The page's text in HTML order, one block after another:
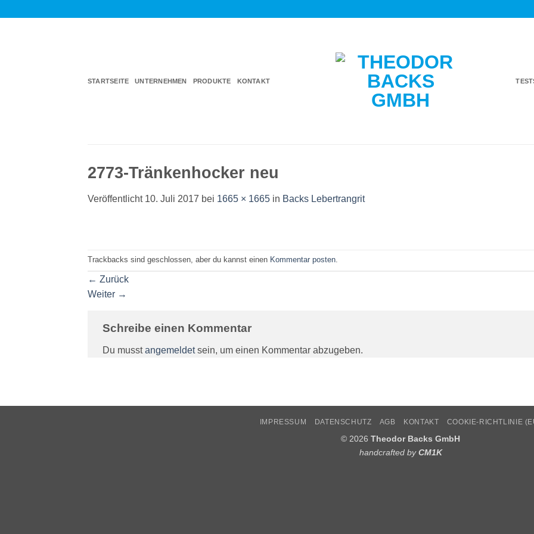
STARTSEITE UNTERNEHMEN PRODUKTE KONTAKT
2773-Tränkenhocker neu
Veröffentlicht 10. Juli 2017 bei 1665 × 1665 in Backs Lebertrangrit
Trackbacks sind geschlossen, aber du kannst einen Kommentar posten
← Zurück
Weiter →
Schreibe einen Kommentar
Du musstangemeldetsein, um einen Kommentar abzugeben.
IMPRESSUM DATENSCHUTZ AGB KONTAKT COOKIE-RICHTLINIE
© 2026 Theodor Backs GmbH
handcrafted byCM1K